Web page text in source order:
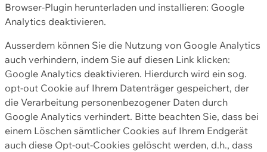
Browser-Plugin herunterladen und installieren: Google
Analytics deaktivieren.
Ausserdem können Sie die Nutzung von Google Analytics
auch verhindern, indem Sie auf diesen Link klicken:
Google Analytics deaktivieren. Hierdurch wird ein sog.
opt-out Cookie auf Ihrem Datenträger gespeichert, der
die Verarbeitung personenbezogener Daten durch
Google Analytics verhindert. Bitte beachten Sie, dass bei
einem Löschen sämtlicher Cookies auf Ihrem Endgerät
auch diese Opt-out-Cookies gelöscht werden, d.h., dass